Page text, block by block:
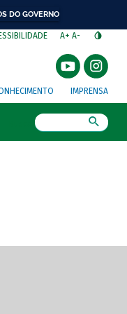
DO GOVERNO
A+ A-
IMPRENSA